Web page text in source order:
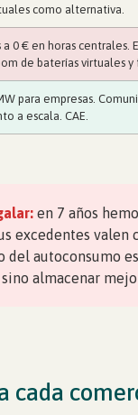
como alternativa.
a 0 € en horas centrales.
de baterías virtuales y
para empresas.
a escala. CAE.
en 7 años
excedentes valen
del autoconsumo
almacenar
cada